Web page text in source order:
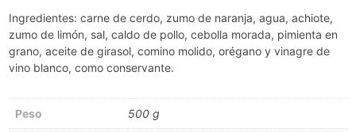
Ingredientes: carne de cerdo, zumo de naranja, agua, achiote,
zumo de limón, sal, caldo de pollo, cebolla morada, pimienta en
grano, aceite de girasol, comino molido, orégano y vinagre de
vino blanco, como conservante.
Peso 500 g